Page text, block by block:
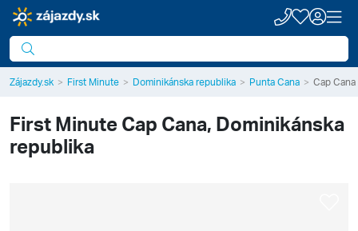
Zájazdy.sk First Minute Dominikánska republika Punta Cana Cap Cana
First MinuteCap Cana, Dominikánska
republika